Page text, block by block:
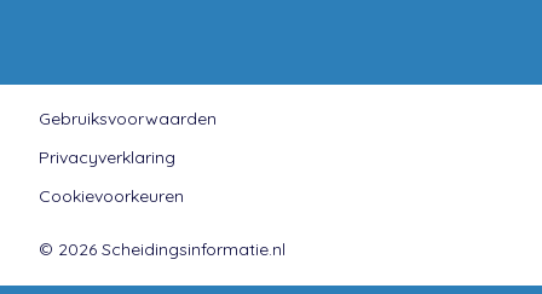
© 2026 Scheidingsinformatie.nl
Gebruiksvoorwaarden
Privacyverklaring
Cookievoorkeuren